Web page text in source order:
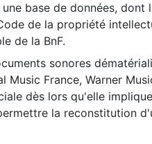
base de données,
de la propriété
de la BnF.
sonores
Music France, Warner
dès lors qu'elle
la reconstitution